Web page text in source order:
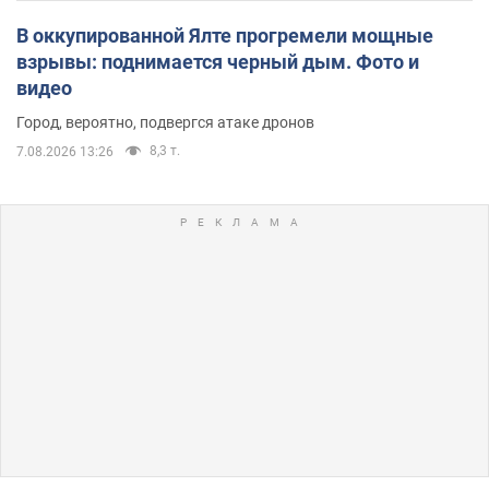
В оккупированной Ялте прогремели мощные
взрывы: поднимается черный дым. Фото и
видео
Город, вероятно, подвергся атаке дронов
7.08.2026 13:26 8,3 т.